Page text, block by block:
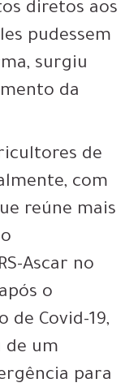
diretos aos
pudessem
surgiu
da
de
com
reúne mais
Ascar no
o
Covid-19,
de um
para